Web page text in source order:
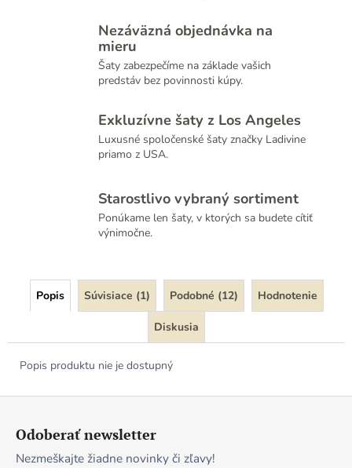
Nezáväzná objednávka na
mieru
Šaty zabezpečíme na základe vašich
predstáv bez povinnosti kúpy.
Exkluzívne šaty z Los Angeles
Luxusné spoločenské šaty značky Ladivine
priamo z USA.
Starostlivo vybraný sortiment
Ponúkame len šaty, v ktorých sa budete cítiť
výnimočne.
Popis Súvisiace (1) Podobné (12) Hodnotenie
Diskusia
Popis produktu nie je dostupný
Odoberať newsletter
Nezmeškajte žiadne novinky či zľavy!